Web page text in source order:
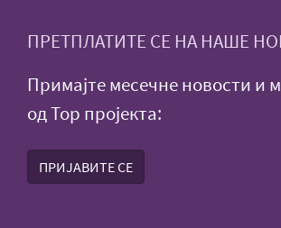
ПРЕТПЛАТИТЕ СЕ НА НАШЕ
Примајте месечне новости и
од Тор пројекта:
ПРИЈАВИТЕ СЕ